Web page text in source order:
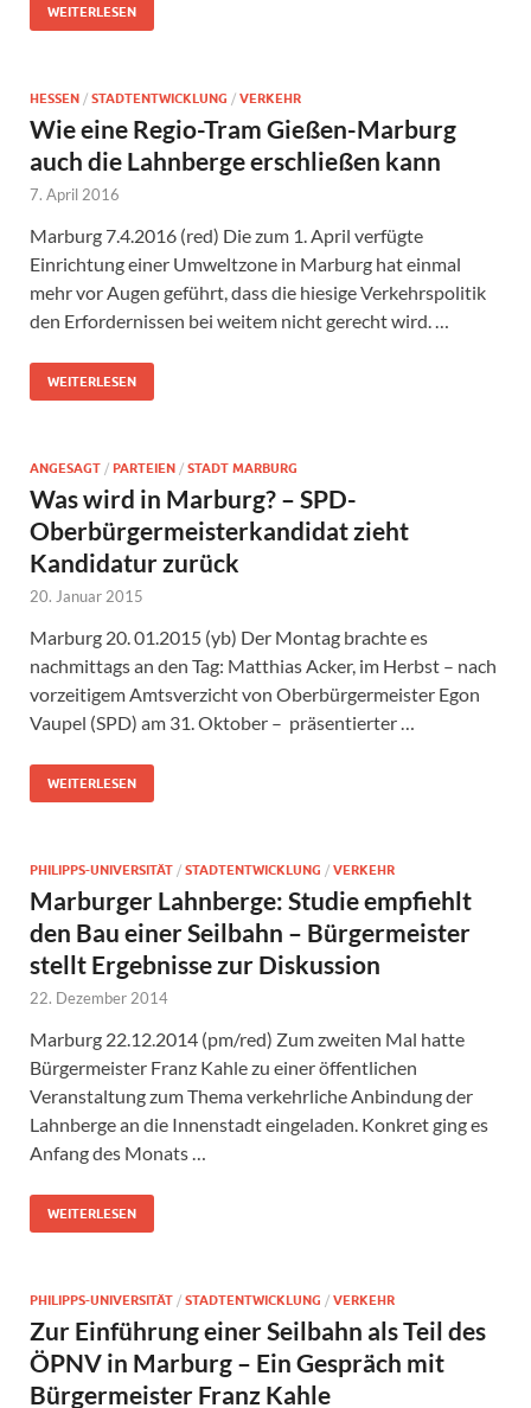
WEITERLESEN
HESSEN / STADTENTWICKLUNG / VERKEHR
Wie eine Regio-Tram Gießen-Marburg
auch die Lahnberge erschließen kann
7. April 2016
Marburg 7.4.2016 (red) Die zum 1. April verfügte
Einrichtung einer Umweltzone in Marburg hat einmal
mehr vor Augen geführt, dass die hiesige Verkehrspolitik
den Erfordernissen bei weitem nicht gerecht wird. …
WEITERLESEN
ANGESAGT / PARTEIEN / STADT MARBURG
Was wird in Marburg? – SPD-
Oberbürgermeisterkandidat zieht
Kandidatur zurück
20. Januar 2015
Marburg 20. 01.2015 (yb) Der Montag brachte es
nachmittags an den Tag: Matthias Acker, im Herbst – nach
vorzeitigem Amtsverzicht von Oberbürgermeister Egon
Vaupel (SPD) am 31. Oktober – präsentierter …
WEITERLESEN
PHILIPPS-UNIVERSITÄT / STADTENTWICKLUNG / VERKEHR
Marburger Lahnberge: Studie empfiehlt
den Bau einer Seilbahn – Bürgermeister
stellt Ergebnisse zur Diskussion
22. Dezember 2014
Marburg 22.12.2014 (pm/red) Zum zweiten Mal hatte
Bürgermeister Franz Kahle zu einer öffentlichen
Veranstaltung zum Thema verkehrliche Anbindung der
Lahnberge an die Innenstadt eingeladen. Konkret ging es
Anfang des Monats …
WEITERLESEN
PHILIPPS-UNIVERSITÄT / STADTENTWICKLUNG / VERKEHR
Zur Einführung einer Seilbahn als Teil des
ÖPNV in Marburg – Ein Gespräch mit
Bürgermeister Franz Kahle